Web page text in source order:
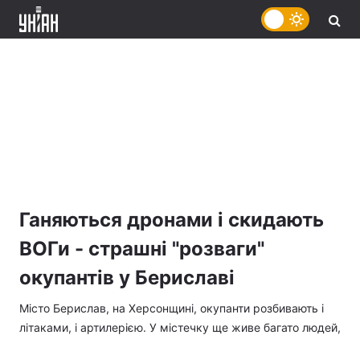
Ганяються дронами і скидають
ВОГи - страшні "розваги"
окупантів у Бериславі
Місто Берислав, на Херсонщині, окупанти розбивають і
літаками, і артилерією. У містечку ще живе багато людей,